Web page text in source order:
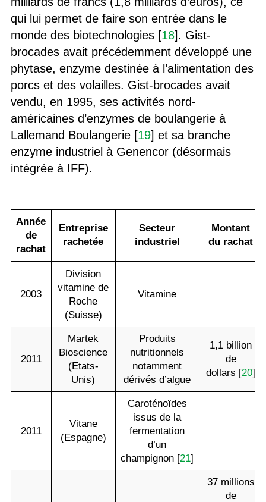
qui lui permet de faire son entrée dans le
monde des biotechnologies [18]. Gist-
brocades avait précédemment développé une
phytase, enzyme destinée à l’alimentation des
porcs et des volailles. Gist-brocades avait
vendu, en 1995, ses activités nord-
américaines d’enzymes de boulangerie à
Lallemand Boulangerie [19] et sa branche
enzyme industriel à Genencor (désormais
intégrée à IFF).
‍Année
de
rachat
Entreprise
rachetée
Secteur
industriel
Montant
du rachat
2003
Division
vitamine de
Roche
(Suisse)
Vitamine
2011
Martek
Bioscience
(Etats-
Unis)
Produits
nutritionnels
notamment
dérivés d’algue
1,1 billion
de
dollars [20]
2011
Vitane
(Espagne)
Caroténoïdes
issus de la
fermentation
d’un
champignon [21]
37 millions
de